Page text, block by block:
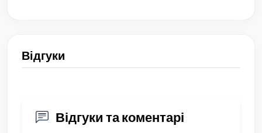
Відгуки
Відгуки та коментарі